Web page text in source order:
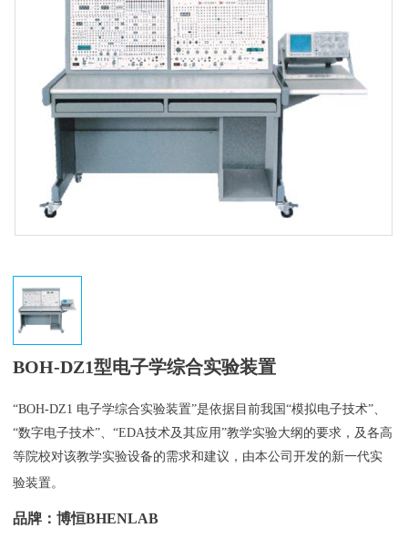
BOH-DZ1型电子学综合实验装置
“BOH-DZ1 电子学综合实验装置”是依据目前我国“模拟电子技术”、
“数字电子技术”、“EDA技术及其应用”教学实验大纲的要求，及各高
等院校对该教学实验设备的需求和建议，由本公司开发的新一代实
验装置。
品牌：博恒BHENLAB